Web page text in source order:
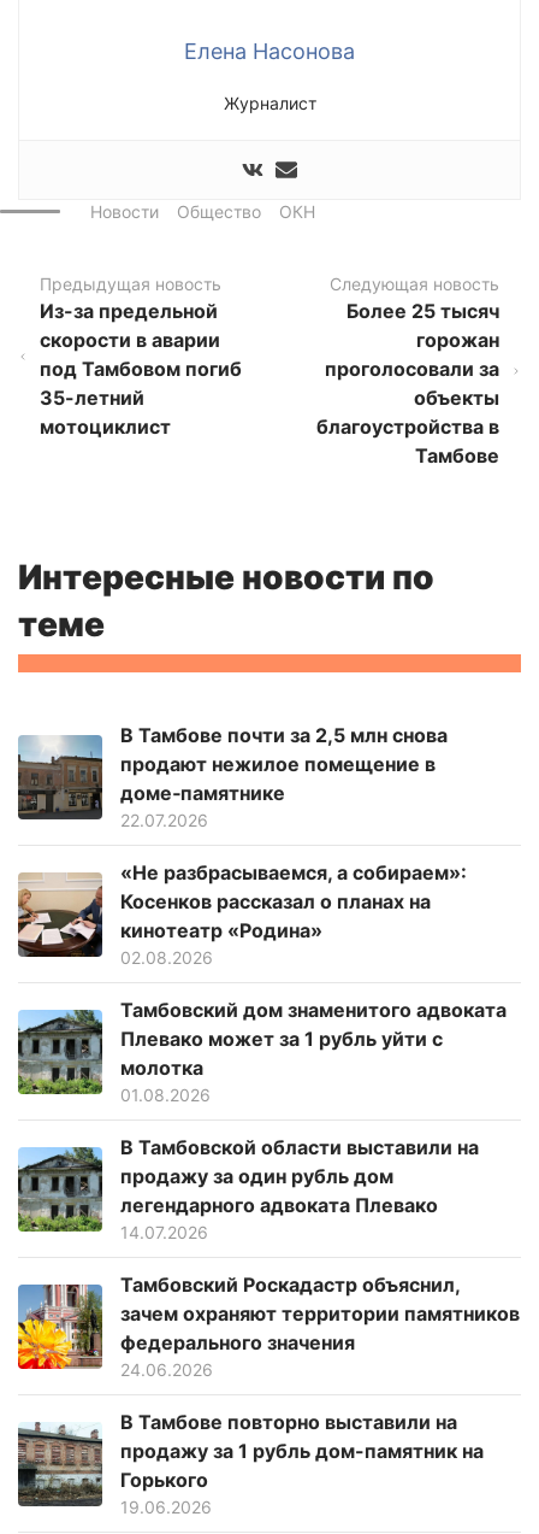
Елена Насонова
Журналист
Новости Общество ОКН
Предыдущая новость
Из-за предельной
скорости в аварии
под Тамбовом погиб
35-летний
мотоциклист
Следующая новость
Более 25 тысяч
горожан
проголосовали за
объекты
благоустройства в
Тамбове
Интересные новости по
теме
В Тамбове почти за 2,5 млн снова
продают нежилое помещение в
доме‑памятнике
22.07.2026
«Не разбрасываемся, а собираем»:
Косенков рассказал о планах на
кинотеатр «Родина»
02.08.2026
Тамбовский дом знаменитого адвоката
Плевако может за 1 рубль уйти с
молотка
01.08.2026
В Тамбовской области выставили на
продажу за один рубль дом
легендарного адвоката Плевако
14.07.2026
Тамбовский Роскадастр объяснил,
зачем охраняют территории памятников
федерального значения
24.06.2026
В Тамбове повторно выставили на
продажу за 1 рубль дом-памятник на
Горького
19.06.2026